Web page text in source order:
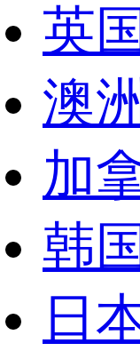
英国
澳洲
加
韩国
日